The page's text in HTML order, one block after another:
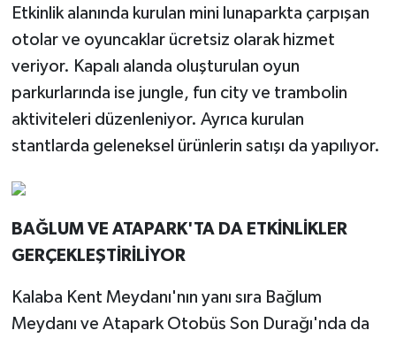
Etkinlik alanında kurulan mini lunaparkta çarpışan
otolar ve oyuncaklar ücretsiz olarak hizmet
veriyor. Kapalı alanda oluşturulan oyun
parkurlarında ise jungle, fun city ve trambolin
aktiviteleri düzenleniyor. Ayrıca kurulan
stantlarda geleneksel ürünlerin satışı da yapılıyor.
BAĞLUM VE ATAPARK'TA DA ETKİNLİKLER
GERÇEKLEŞTİRİLİYOR
Kalaba Kent Meydanı'nın yanı sıra Bağlum
Meydanı ve Atapark Otobüs Son Durağı'nda da